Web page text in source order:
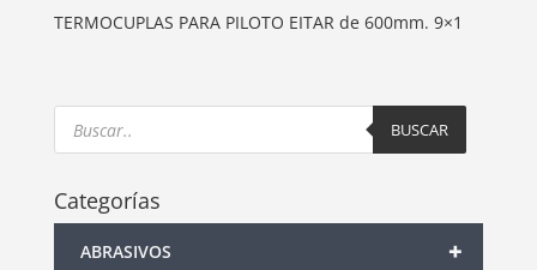
TERMOCUPLAS PARA PILOTO EITAR de 600mm. 9×1
Products
search BUSCAR
Categorías
+
ABRASIVOS